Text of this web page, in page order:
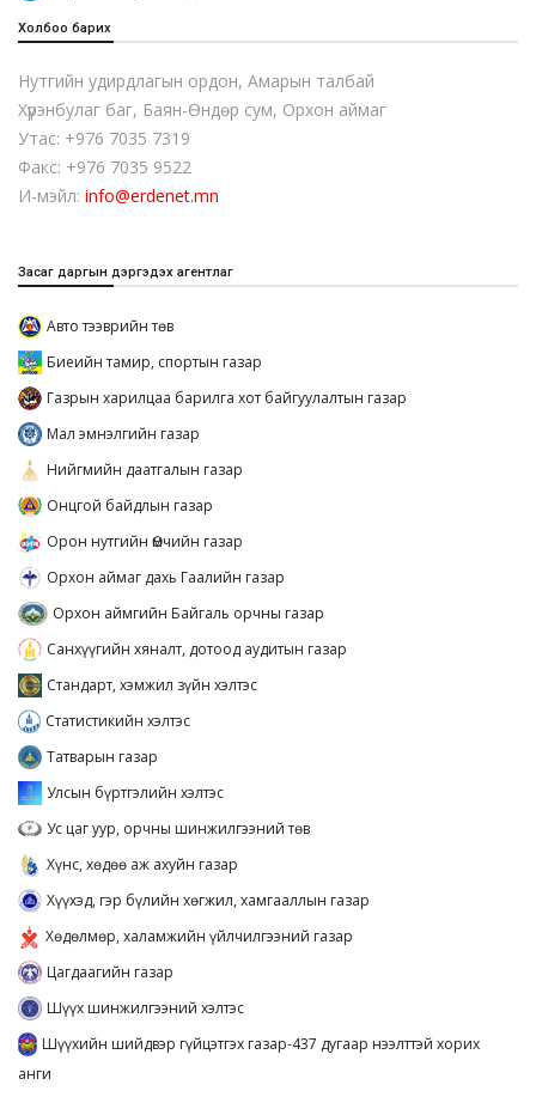
Холбоо барих
Нутгийн удирдлагын ордон, Амарын талбай
Хүрэнбулаг баг, Баян-Өндөр сум, Орхон аймаг
Утас: +976 7035 7319
Факс: +976 7035 9522
И-мэйл: info@erdenet.mn
Засаг даргын дэргэдэх агентлаг
Авто тээврийн төв
Биеийн тамир, спортын газар
Газрын харилцаа барилга хот байгуулалтын газар
Мал эмнэлгийн газар
Нийгмийн даатгалын газар
Онцгой байдлын газар
Орон нутгийн Өмчийн газар
Орхон аймаг дахь Гаалийн газар
Орхон аймгийн Байгаль орчны газар
Санхүүгийн хяналт, дотоод аудитын газар
Стандарт, хэмжил зүйн хэлтэс
Статистикийн хэлтэс
Татварын газар
Улсын бүртгэлийн хэлтэс
Ус цаг уур, орчны шинжилгээний төв
Хүнс, хөдөө аж ахуйн газар
Хүүхэд, гэр бүлийн хөгжил, хамгааллын газар
Хөдөлмөр, халамжийн үйлчилгээний газар
Цагдаагийн газар
Шүүх шинжилгээний хэлтэс
Шүүхийн шийдвэр гүйцэтгэх газар-437 дугаар нээлттэй хорих
анги